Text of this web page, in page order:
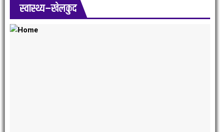
स्वास्थ्य–खेलकुद